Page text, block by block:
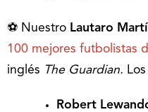
⚽️ Nuestro Lautaro
100 mejores futbolistas
inglés The Guardian.
Robert